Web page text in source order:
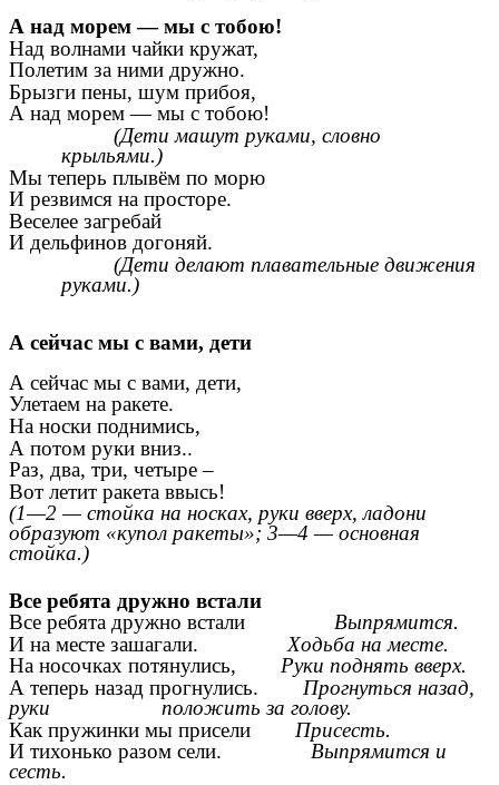
А над морем — мы с тобою!
Над волнами чайки кружат,
Полетим за ними дружно.
Брызги пены, шум прибоя,
А над морем — мы с тобою!
(Дети машут руками, словно
крыльями.)
Мы теперь плывём по морю
И резвимся на просторе.
Веселее загребай
И дельфинов догоняй.
(Дети делают плавательные движения
руками.)
А сейчас мы с вами, дети
А сейчас мы с вами, дети,
Улетаем на ракете.
На носки поднимись,
А потом руки вниз..
Раз, два, три, четыре –
Вот летит ракета ввысь!
(1—2 — стойка на носках, руки вверх, ладони
образуют «купол ракеты»; 3—4 — основная
стойка.)
Все ребята дружно встали
Все ребята дружно встали Выпрямится.
И на месте зашагали. Ходьба на месте.
На носочках потянулись, Руки поднять вверх.
А теперь назад прогнулись. Прогнуться назад,
руки
положить за голову.
Как пружинки мы присели Присесть.
И тихонько разом сели. Выпрямится и
сесть.